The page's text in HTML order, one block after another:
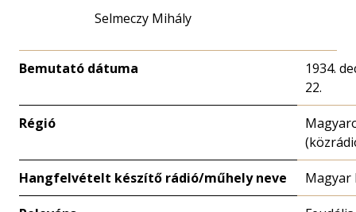
Selmeczy Mihály
Bemutató dátuma
1934.
22.
Régió
Hangfelvételt készítő rádió/műhely neve Magyar